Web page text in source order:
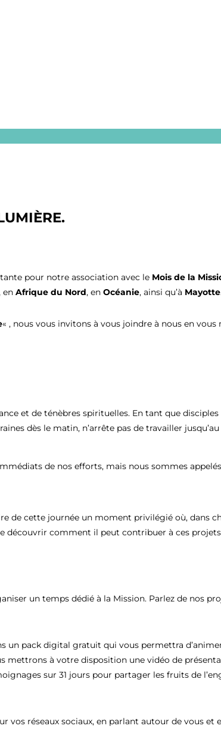
pour notre association avec le Mois de la
en Afrique du Nord, en Océanie, ainsi qu’à Mayotte
« , nous vous invitons à vous joindre à nous en
et de ténèbres spirituelles. En tant que
dès le matin, n’arrête pas de travailler
de nos efforts, mais nous sommes
de cette journée un moment privilégié où, dans
découvrir comment il peut contribuer à ces
un temps dédié à la Mission. Parlez de nos
un pack digital gratuit qui vous permettra
à votre disposition une vidéo de
sur 31 jours pour partager les fruits de
réseaux sociaux, en parlant autour de vous